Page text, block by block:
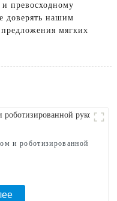
и превосходному
доверять нашим
мягких
и роботизированной